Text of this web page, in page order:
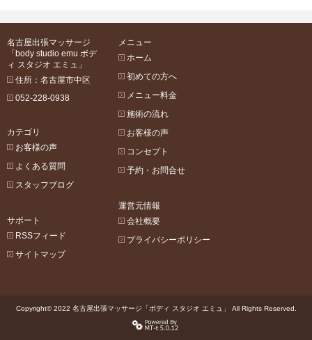
名古屋出張マッサージ
「body studio emu ボデ
ィ スタジオ エミュ」
住所：名古屋市中区
052-228-0938
メニュー
ホーム
初めての方へ
メニュー料金
施術の流れ
お客様の声
コンセプト
予約・お問合せ
カテゴリ
お客様の声
よくある質問
スタッフブログ
運営元情報
会社概要
プライバシーポリシー
サポート
RSSフィード
サイトマップ
Copyright© 2022 名古屋出張マッサージ「ボディ スタジオ エミュ」 All Rights Reserved.